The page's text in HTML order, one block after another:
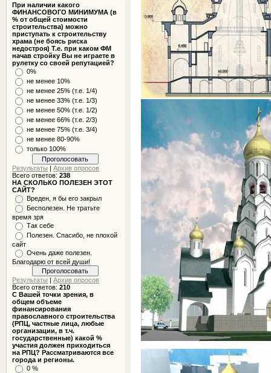
При наличии какого
ФИНАНСОВОГО МИНИМУМА (в
% от общей стоимости
строительства) можно
приступать к строительству
храма (не боясь риска
недостроя) Т.е. при каком ФМ
начав стройку Вы не играете в
рулетку со своей репутацией?
0%
не менее 10%
не менее 25% (т.е. 1/4)
не менее 33% (т.е. 1/3)
не менее 50% (т.е. 1/2)
не менее 66% (т.е. 2/3)
не менее 75% (т.е. 3/4)
не менее 80-90%
только 100%
Результаты |Архив опросов
Всего ответов:238
НА СКОЛЬКО ПОЛЕЗЕН ЭТОТ
САЙТ?
Вреден, я бы его закрыл
Бесполезен. Не тратьте
время зря
Так себе
Полезен. Спасибо, не плохой
сайт
Очень даже полезен.
Благодарю от всей души!
Результаты |Архив опросов
Всего ответов:210
С Вашей точки зрения, в
общем объеме
финансирования
православного строительства
(РПЦ, частные лица, любые
организации, в т.ч.
государственные) какой %
участия должен приходиться
на РПЦ? Рассматриваются все
города и регионы.
0 %